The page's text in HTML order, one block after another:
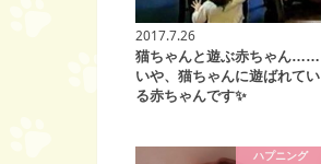
2017.7.26
猫ちゃんと遊ぶ赤ちゃん……
いや、猫ちゃんに遊ばれてい
る赤ちゃんです✨
ハプニング